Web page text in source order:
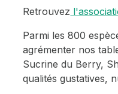
Retrouvez
Parmi les 800
agrémenter nos
Sucrine du Berry,
qualités gustatives,